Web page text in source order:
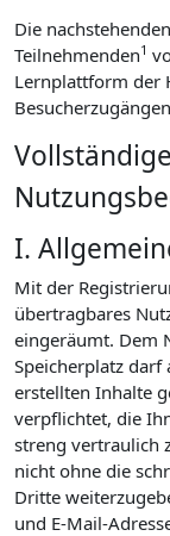
Die
Teilnehmenden1
Lernplattform der
I.
Mit der
übertragbares
eingeräumt. Dem
Speicherplatz darf
erstellten Inhalte
verpflichtet, die
streng vertraulich
nicht ohne die
Dritte
und E-Mail-